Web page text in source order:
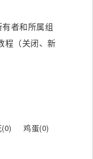
者和所属组
程（关闭、新
0) 鸡蛋(0)